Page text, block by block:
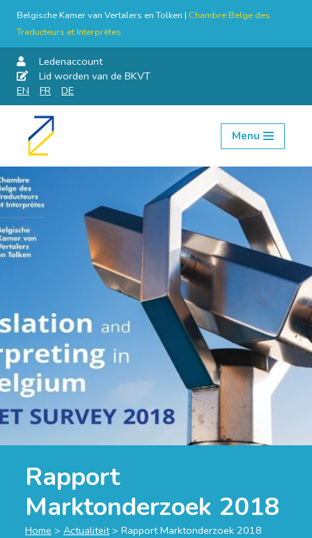
Belgische Kamer van Vertalers en Tolken | Chambre Belge des
Traducteurs et Interprètes
Ledenaccount
Lid worden van de BKVT
EN
FR DE
Skip
content
Menu
Rapport
Marktonderzoek 2018
Home > Actualiteit> Rapport Marktonderzoek 2018